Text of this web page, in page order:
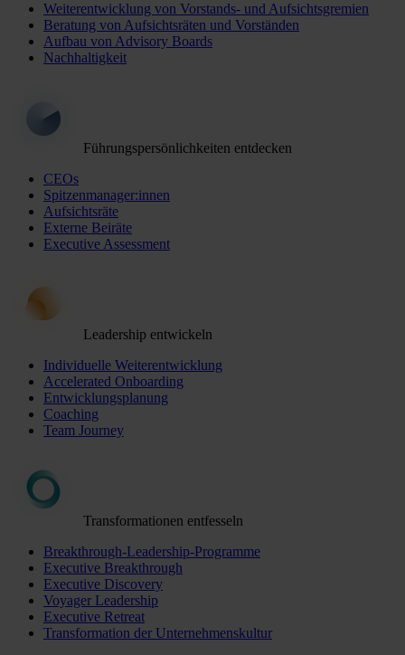
Weiterentwicklung von Vorstands- und Aufsichtsgremien
Beratung von Aufsichtsräten und Vorständen
Aufbau von Advisory Boards
Nachhaltigkeit
Führungspersönlichkeiten entdecken
CEOs
Spitzenmanager:innen
Aufsichtsräte
Externe Beiräte
Executive Assessment
Leadership entwickeln
Individuelle Weiterentwicklung
Accelerated Onboarding
Entwicklungsplanung
Coaching
Team Journey
Transformationen entfesseln
Breakthrough-Leadership-Programme
Executive Breakthrough
Executive Discovery
Voyager Leadership
Executive Retreat
Transformation der Unternehmenskultur